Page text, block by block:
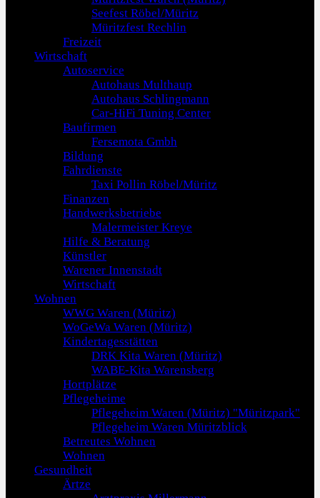
Seefest Röbel/Müritz
Müritzfest Rechlin
Freizeit
Wirtschaft
Autoservice
Autohaus Multhaup
Autohaus Schlingmann
Car-HiFi Tuning Center
Baufirmen
Fersemota Gmbh
Bildung
Fahrdienste
Taxi Pollin Röbel/Müritz
Finanzen
Handwerksbetriebe
Malermeister Kreye
Hilfe & Beratung
Künstler
Warener Innenstadt
Wirtschaft
Wohnen
WWG Waren (Müritz)
WoGeWa Waren (Müritz)
Kindertagesstätten
DRK Kita Waren (Müritz)
WABE-Kita Warensberg
Hortplätze
Pflegeheime
Pflegeheim Waren (Müritz) "Müritzpark"
Pflegeheim Waren Müritzblick
Betreutes Wohnen
Wohnen
Gesundheit
Ärtze